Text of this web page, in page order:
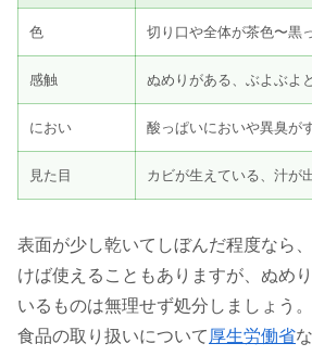
色 切り口や全体が茶色〜黒
感触 ぬめりがある、ぶよぶよ
におい 酸っぱいにおいや異臭が
見た目 カビが生えている、汁が
表面が少し乾いてしぼんだ程度なら
けば使えることもありますが、ぬめ
いるものは無理せず処分しましょう
食品の取り扱いについて 厚生労働省